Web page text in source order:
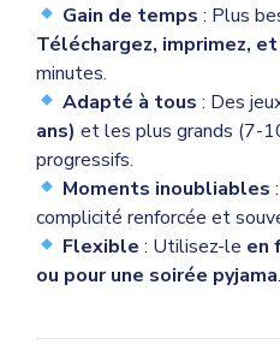
Gain de temps : Plus
Téléchargez, imprimez,
minutes.
Adapté à tous : Des
ans) et les plus grands (7-
progressifs.
Moments inoubliables :
complicité renforcée et
Flexible : Utilisez-le en
ou pour une soirée pyjama.